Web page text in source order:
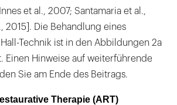
et al., 2007; Santamaria et al.,
2015]. Die Behandlung eines
Technik ist in den Abbildungen 2a
Einen Hinweise auf weiterführende
Sie am Ende des Beitrags.
Therapie (ART)